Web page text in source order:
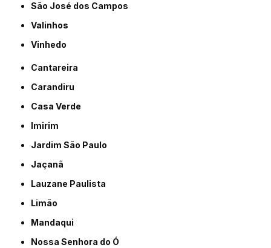
São José dos Campos
Valinhos
Vinhedo
Cantareira
Carandiru
Casa Verde
Imirim
Jardim São Paulo
Jaçanã
Lauzane Paulista
Limão
Mandaqui
Nossa Senhora do Ó